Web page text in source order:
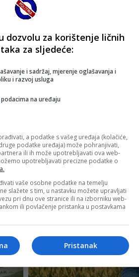
dozvolu za korištenje ličnih
za sljedeće:
i sadržaj, mjerenje oglašavanja i
i razvoj usluga
na uređaju
a podatke s vašeg uređaja (kolačiće,
podatke uređaja) može pohranjivati,
ili ih može upotrebljavati ova web-
upotrebljavati precizne podatke o
vaše osobne podatke na temelju
slažete s tim, u nastavku možete upravljati
pri dnu ove stranice ili na izborniku web-
ili povlačenje pristanka u postavkama
Pristanak